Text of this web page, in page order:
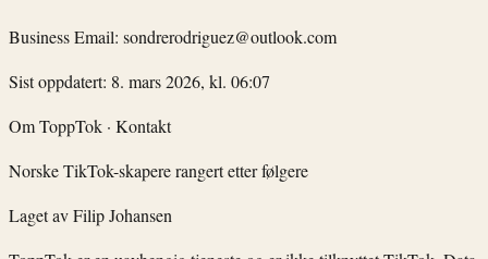
Business Email: sondrerodriguez@outlook.com
Sist oppdatert: 8. mars 2026, kl. 06:07
Om ToppTok · Kontakt
Norske TikTok-skapere rangert etter følgere
Laget avFilip Johansen